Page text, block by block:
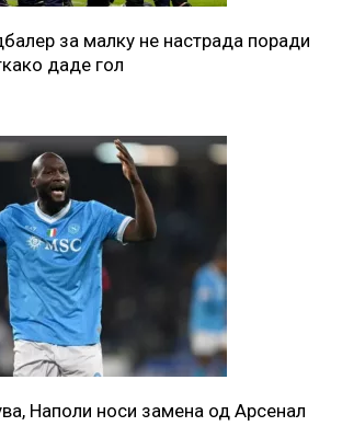
за малку не настрада поради
даде гол
Наполи носи замена од Арсенал